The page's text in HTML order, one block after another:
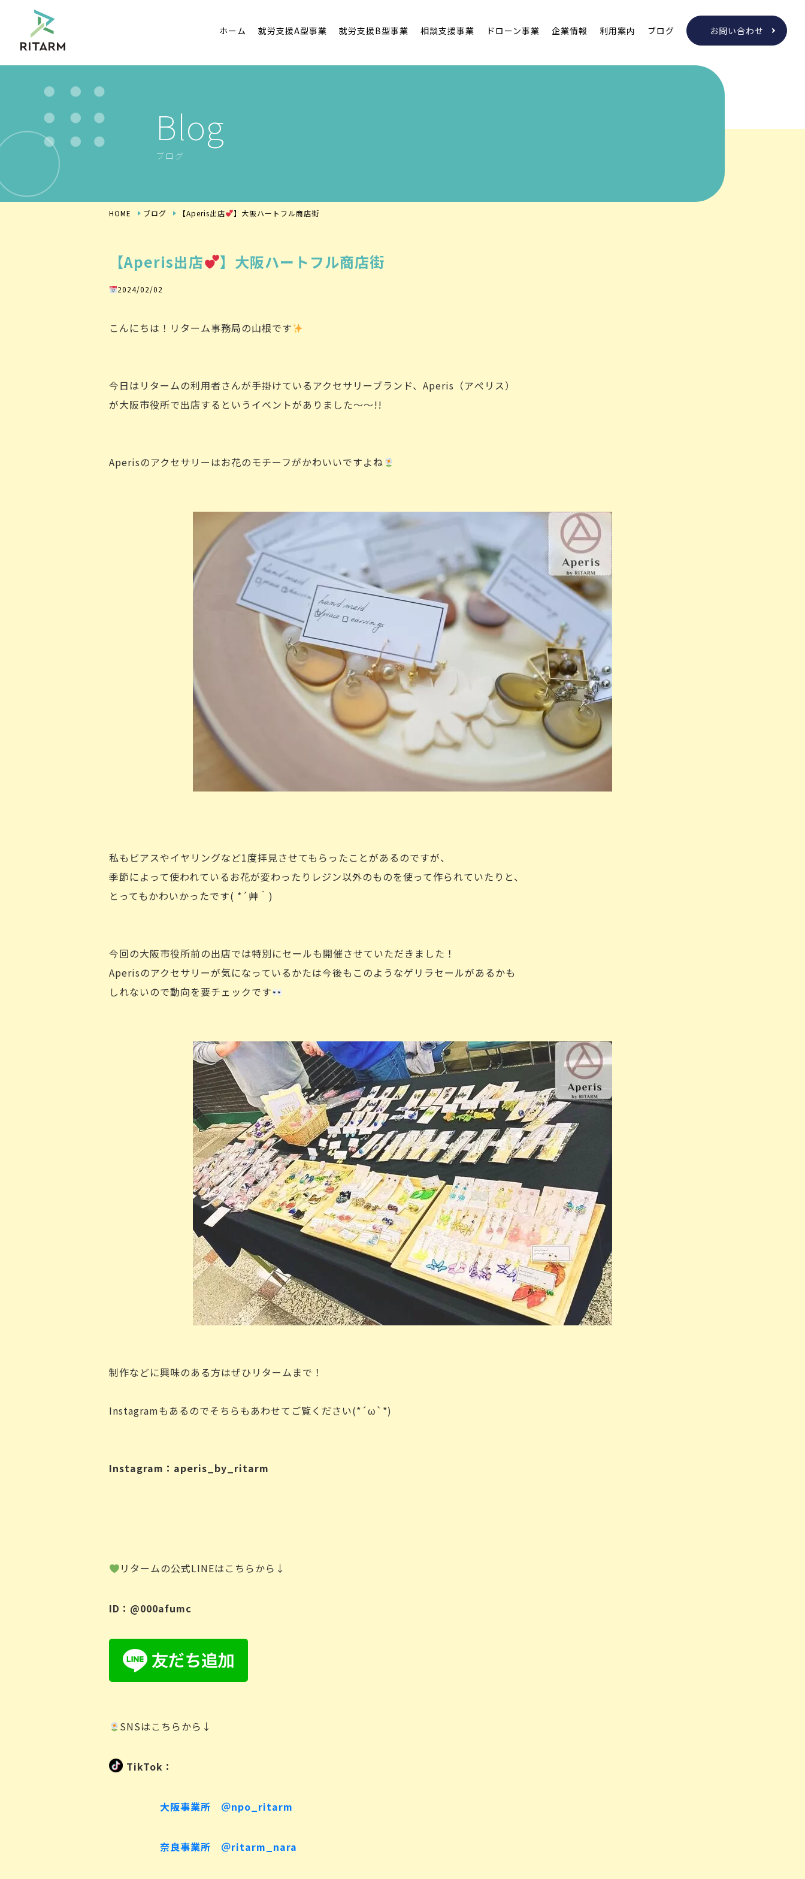
ホーム 就労支援A型事業 就労支援B型事業 相談支援事業 ドローン事業 企業情報 利用案内 ブログ お問い合わせ
Blog
ブログ
HOME ブログ 【Aperis出店 】大阪ハートフル商店街
【Aperis出店 】大阪ハートフル商店街
2024/02/02
こんにちは！リターム事務局の山根です
今日はリタームの利用者さんが手掛けているアクセサリーブランド、Aperis（アぺリス）
が大阪市役所で出店するというイベントがありました～～!!
Aperisのアクセサリーはお花のモチーフがかわいいですよね
私もピアスやイヤリングなど1度拝見させてもらったことがあるのですが、
季節によって使われているお花が変わったりレジン以外のものを使って作られていたりと、
とってもかわいかったです( *´艸｀)
今回の大阪市役所前の出店では特別にセールも開催させていただきました！
Aperisのアクセサリーが気になっているかたは今後もこのようなゲリラセールがあるかも
しれないので動向を要チェックです
制作などに興味のある方はぜひリタームまで！
Instagramもあるのでそちらもあわせてご覧ください(*´ω`*)
Instagram：aperis_by_ritarm
リタームの公式LINEはこちらから↓
ID：@000afumc
SNSはこちらから↓
TikTok：
大阪事業所 ＠npo_ritarm
奈良事業所 ＠ritarm_nara